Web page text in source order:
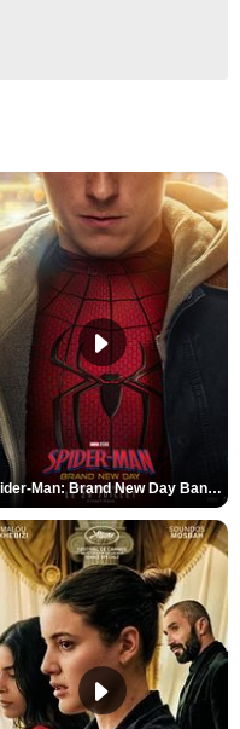
Spider-Man: Brand New Day Bande-annonce VO STFR